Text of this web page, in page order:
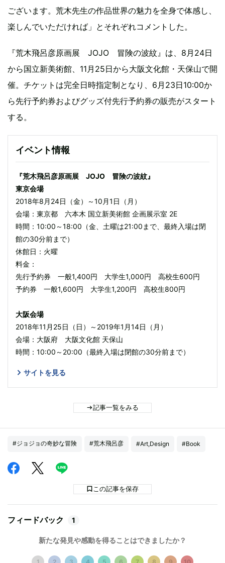
ございます。荒木先生の作品世界の魅力を全身で体感し、
楽しんでいただければ」とそれぞれコメントした。
『荒木飛呂彦原画展 JOJO 冒険の波紋』は、8月24日
から国立新美術館、11月25日から大阪文化館・天保山で開
催。チケットは完全日時指定制となり、6月23日10:00か
ら先行予約券およびグッズ付先行予約券の販売がスタート
する。
イベント情報
『荒木飛呂彦原画展 JOJO 冒険の波紋』
東京会場
2018年8月24日（金）～10月1日（月）
会場：東京都 六本木 国立新美術館 企画展示室 2E
時間：10:00～18:00（金、土曜は21:00まで、最終入場は閉
館の30分前まで）
休館日：火曜
料金：
先行予約券 一般1,400円 大学生1,000円 高校生600円
予約券 一般1,600円 大学生1,200円 高校生800円
大阪会場
2018年11月25日（日）～2019年1月14日（月）
会場：大阪府 大阪文化館 天保山
時間：10:00～20:00（最終入場は閉館の30分前まで）
サイトを見る
記事一覧をみる
#ジョジョの奇妙な冒険 #荒木飛呂彦 #Art,Design #Book
この記事を保存
フィードバック 1
新たな発見や感動を得ることはできましたか？